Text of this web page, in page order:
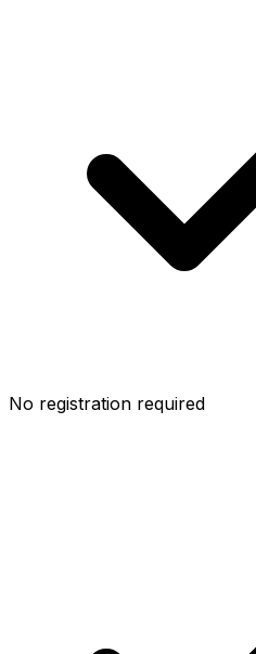
No registration required